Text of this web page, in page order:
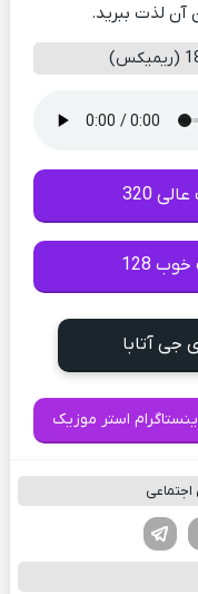
آن لذت ببرید.
320
128
جی آتابا
استر موزیک
لینکدین